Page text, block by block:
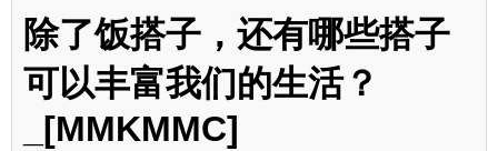
除了饭搭子，还有哪些搭子
可以丰富我们的生活？
_[MMKMMC]